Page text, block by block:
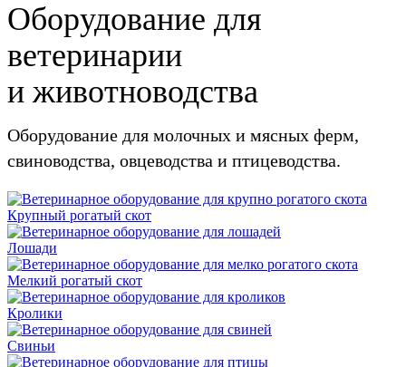
Оборудование для
ветеринарии
и животноводства
Оборудование для молочных и мясных ферм,
свиноводства, овцеводства и птицеводства.
Крупный рогатый скот
Лошади
Мелкий рогатый скот
Кролики
Свиньи